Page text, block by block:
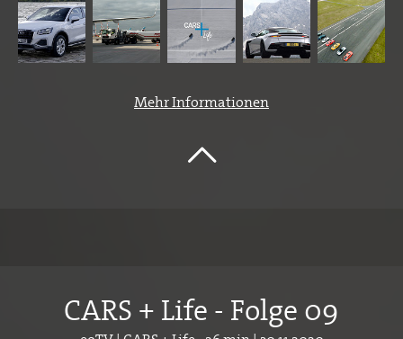
Mehr Informationen
CARS + Life - Folge 09